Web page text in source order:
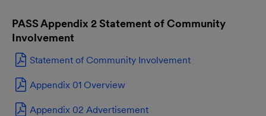
PASS Appendix 2 Statement of Community
Involvement
Statement of Community Involvement
Appendix 01 Overview
Appendix 02 Advertisement